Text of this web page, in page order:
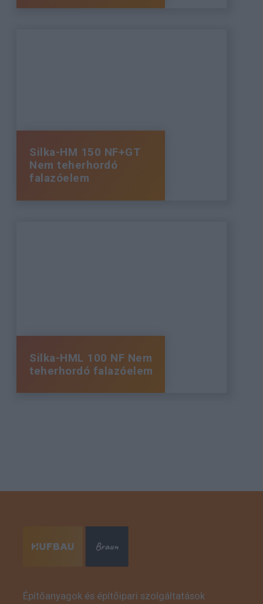
Silka-HM 150 NF+GT
Nem teherhordó
falazóelem
Silka-HML 100 NF Nem
teherhordó falazóelem
Építőanyagok és építőipari szolgáltatások